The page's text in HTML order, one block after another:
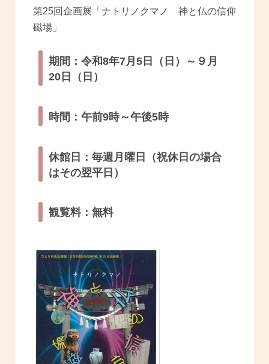
第25回企画展「ナトリノクマノ 神と仏の信仰
磁場」
期間：令和8年7月5日（日）～９月
20日（日）
時間：午前9時～午後5時
休館日：毎週月曜日（祝休日の場合
はその翌平日）
観覧料：無料